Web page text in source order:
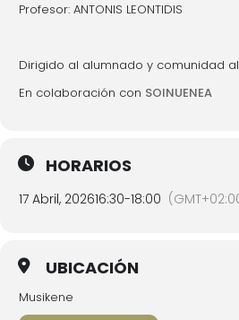
Profesor: ANTONIS LEONTIDIS
Dirigido al alumnado y comunidad
En colaboración con SOINUENEA
HORARIOS
17 Abril, 202616:30-18:00
UBICACIÓN
Musikene